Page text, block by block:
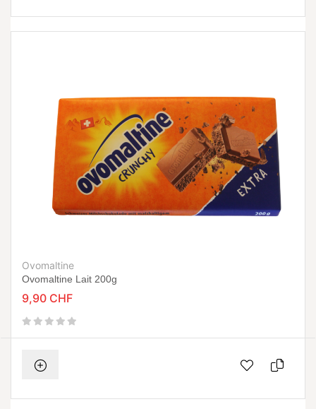
Ovomaltine
Ovomaltine Lait 200g
9,90 CHF